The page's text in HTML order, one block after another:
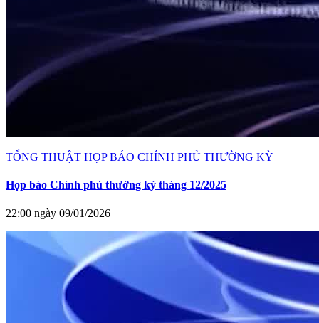
TỔNG THUẬT HỌP BÁO CHÍNH PHỦ THƯỜNG KỲ
Họp báo Chính phủ thường kỳ tháng 12/2025
22:00 ngày 09/01/2026